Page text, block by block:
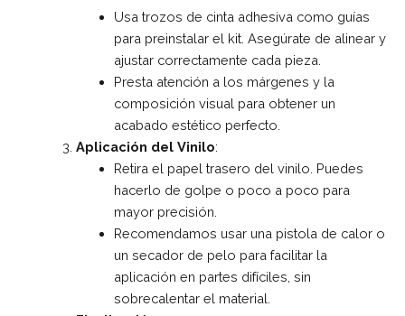
Usa trozos de cinta adhesiva como guías
para preinstalar el kit. Asegúrate de alinear y
ajustar correctamente cada pieza.
Presta atención a los márgenes y la
composición visual para obtener un
acabado estético perfecto.
Aplicación del Vinilo:
Retira el papel trasero del vinilo. Puedes
hacerlo de golpe o poco a poco para
mayor precisión.
Recomendamos usar una pistola de calor o
un secador de pelo para facilitar la
aplicación en partes difíciles, sin
sobrecalentar el material.